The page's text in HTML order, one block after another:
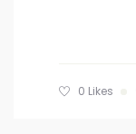
0 Likes